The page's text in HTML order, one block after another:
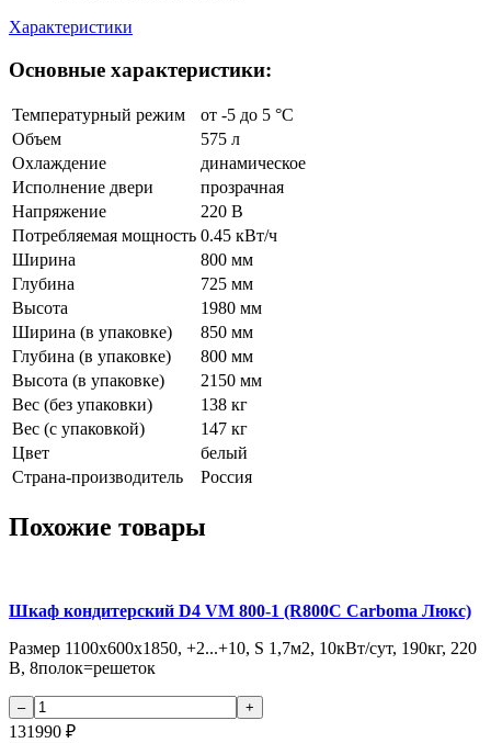
Характеристики
Основные характеристики:
Температурный режим
от -5 до 5 °C
Объем
575 л
Охлаждение
динамическое
Исполнение двери
прозрачная
Напряжение
220 В
Потребляемая мощность 0.45 кВт/ч
Ширина
800 мм
Глубина
725 мм
Высота
1980 мм
Ширина (в упаковке)
850 мм
Глубина (в упаковке)
800 мм
Высота (в упаковке)
2150 мм
Вес (без упаковки)
138 кг
Вес (с упаковкой)
147 кг
Цвет
белый
Страна-производитель
Россия
Похожие товары
Шкаф кондитерский D4 VM 800-1 (R800C Carboma Люкс)
Размер 1100х600х1850, +2...+10, S 1,7м2, 10кВт/сут, 190кг, 220
В, 8полок=решеток
131990 ₽